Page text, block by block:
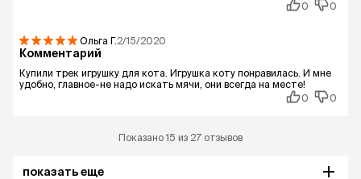
0
0
Ольга Г.2/15/2020
Комментарий
Купили трек игрушку для кота. Игрушка коту понравилась. И мне
удобно, главное-не надо искать мячи, они всегда на месте!
0
0
Показано 15 из 27 отзывов
показать еще